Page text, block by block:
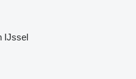
IJssel